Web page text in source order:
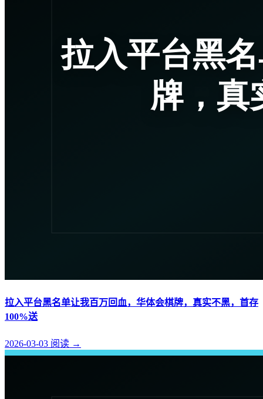
拉入平台黑名单让我百万回血，华体会棋牌，真实不黑，首存
100%送
2026-03-03 阅读 →